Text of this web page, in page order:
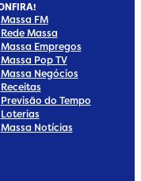
Massa FM
Rede Massa
Massa Empregos
Massa Pop TV
Massa Negócios
Receitas
Previsão do Tempo
Loterias
Massa Notícias